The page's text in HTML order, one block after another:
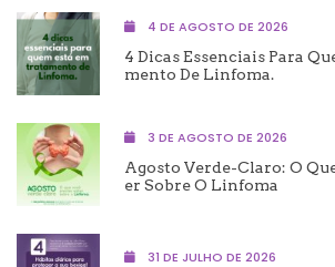
4 DE AGOSTO DE 2026
4 Dicas Essenciais Para
Mento De Linfoma.
3 DE AGOSTO DE 2026
Agosto Verde-Claro: O
Er Sobre O Linfoma
31 DE JULHO DE 2026